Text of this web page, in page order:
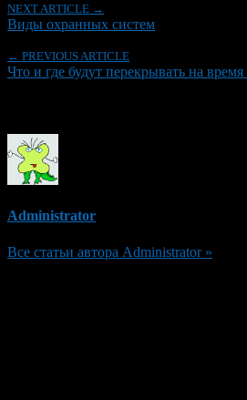
NEXT ARTICLE →
Виды охранных систем
← PREVIOUS ARTICLE
Что и где будут перекрывать на
Administrator
Все статьи автора Administrator »